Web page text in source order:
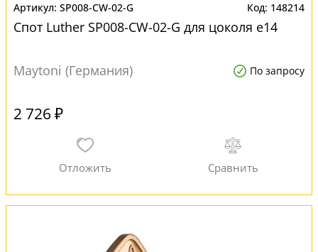
SP008-CW-02-G 148214
Спот Luther SP008-CW-02-G для цоколя e14
Maytoni (Германия) По запросу
2 726 ₽